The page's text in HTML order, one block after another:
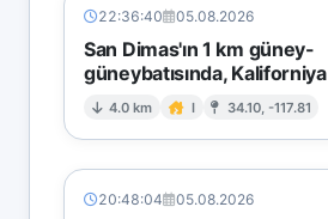
22:36:40 05.08.2026
San Dimas'ın 1 km güney-
güneybatısında, Kaliforniya
4.0 km I 34.10, -117.81
20:48:04 05.08.2026